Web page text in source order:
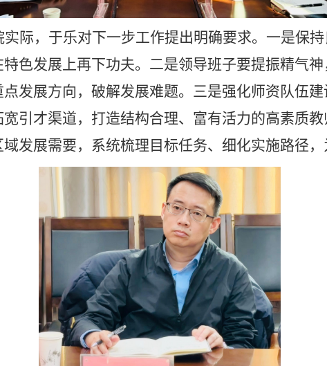
际，于乐对下一步工作提出明确要求。 一是保
色发展上再下功夫。 二是领导班子要提振精气
发展方向，破解发展难题。 三是强化师资队伍
引才渠道，打造结构合理、富有活力的高素质教
发展需要，系统梳理目标任务、细化实施路径，